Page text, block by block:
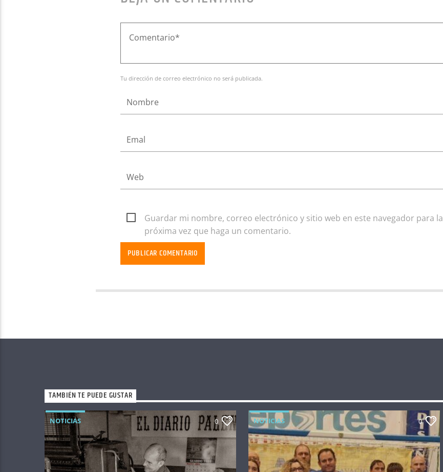
Tu dirección de correo electrónico no será publicada.
Guardar mi nombre, correo electrónico y sitio web en este navegador para la
próxima vez que haga un comentario.
TAMBIÉN TE PUEDE GUSTAR
NOTICIAS 0 NOTICIAS 0